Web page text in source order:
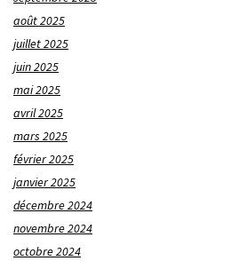
août 2025
juillet 2025
juin 2025
mai 2025
avril 2025
mars 2025
février 2025
janvier 2025
décembre 2024
novembre 2024
octobre 2024